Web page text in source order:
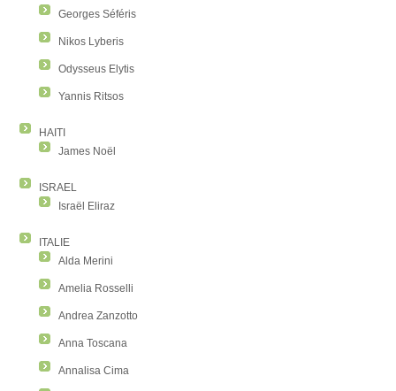
Georges Séféris
Nikos Lyberis
Odysseus Elytis
Yannis Ritsos
HAITI
James Noël
ISRAEL
Israël Eliraz
ITALIE
Alda Merini
Amelia Rosselli
Andrea Zanzotto
Anna Toscana
Annalisa Cima